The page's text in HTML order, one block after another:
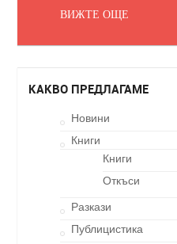
ВИЖТЕ ОЩЕ
КАКВО ПРЕДЛАГАМЕ
Новини
Книги
Книги
Откъси
Разкази
Публицистика